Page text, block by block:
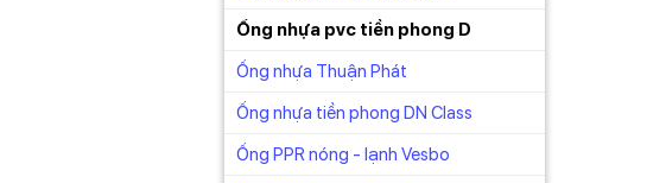
Ống nhựa pvc tiền phong D
Ống nhựa Thuận Phát
Ống nhựa tiền phong DN Class
Ống PPR nóng - lạnh Vesbo